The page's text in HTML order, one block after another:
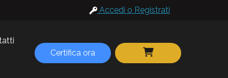
Accedi o Registrati
Certifica ora